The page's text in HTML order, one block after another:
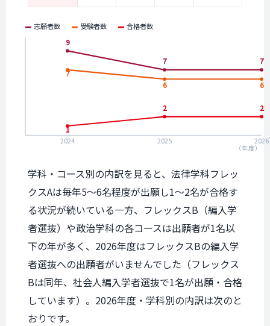
2024 2025 2026
（年度）
9
7
7
7
6
6
1
2 2
志願者数 受験者数 合格者数
学科・コース別の内訳を見ると、法律学科フレッ
クスAは毎年5〜6名程度が出願し1〜2名が合格す
る状況が続いている一方、フレックスB（編入学
者選抜）や政治学科の各コースは出願者が1名以
下の年が多く、2026年度はフレックスBの編入学
者選抜への出願者がいませんでした（フレックス
Bは同年、社会人編入学者選抜で1名が出願・合格
しています）。2026年度・学科別の内訳は次のと
おりです。